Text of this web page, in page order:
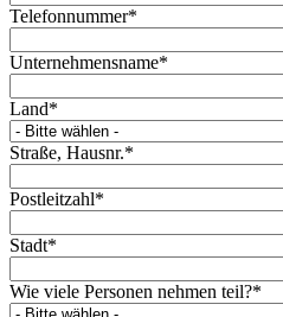
Telefonnummer*
Unternehmensname*
Land*
Straße, Hausnr.*
Postleitzahl*
Stadt*
Wie viele Personen nehmen teil?*